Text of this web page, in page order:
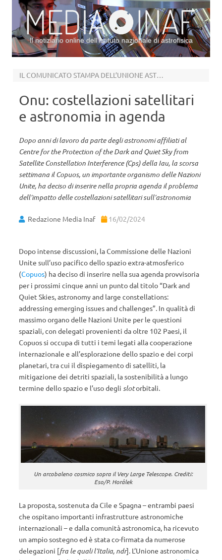
Il notiziario online dell’Istituto nazionale di astrofisica
IL COMUNICATO STAMPA DELL’UNIONE ASTRONOMICA INTERNAZIONALE
Onu: costellazioni satellitari
e astronomia in agenda
Dopo anni di lavoro da parte degli astronomi affiliati al
Centre for the Protection of the Dark and Quiet Sky from
Satellite Constellation Interference (Cps) della Iau, la scorsa
settimana il Copuos, un importante organismo delle Nazioni
Unite, ha deciso di inserire nella propria agenda il problema
dell’impatto delle costellazioni satellitari sull’astronomia
Redazione Media Inaf 16/02/2024
Dopo intense discussioni, la Commissione delle Nazioni
Unite sull’uso pacifico dello spazio extra-atmosferico
(Copuos) ha deciso di inserire nella sua agenda provvisoria
per i prossimi cinque anni un punto dal titolo “Dark and
Quiet Skies, astronomy and large constellations:
addressing emerging issues and challenges”. In qualità di
massimo organo delle Nazioni Unite per le questioni
spaziali, con delegati provenienti da oltre 102 Paesi, il
Copuos si occupa di tutti i temi legati alla cooperazione
internazionale e all’esplorazione dello spazio e dei corpi
planetari, tra cui il dispiegamento di satelliti, la
mitigazione dei detriti spaziali, la sostenibilità a lungo
termine dello spazio e l’uso degli slotorbitali.
Un arcobaleno cosmico sopra il Very Large Telescope. Crediti:
Eso/P. Horálek
La proposta, sostenuta da Cile e Spagna – entrambi paesi
che ospitano importanti infrastrutture astronomiche
internazionali – e dalla comunità astronomica, ha ricevuto
un ampio sostegno ed è stata co-firmata da numerose
delegazioni [fra le quali l’Italia, ndr]. L’Unione astronomica